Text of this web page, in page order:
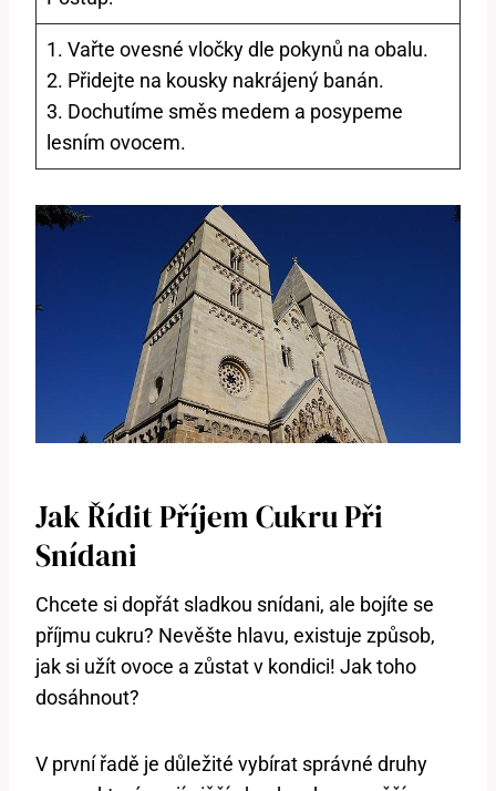
1. Vařte ovesné vločky dle pokynů na obalu.
2. Přidejte na kousky nakrájený banán.
3. Dochutíme směs medem a posypeme
lesním ovocem.
Jak Řídit Příjem Cukru Při
Snídani
Chcete si dopřát sladkou snídani, ale bojíte se
příjmu cukru? Nevěšte hlavu, existuje způsob,
jak si užít ovoce a zůstat v kondici! Jak toho
dosáhnout?
V první řadě je důležité vybírat správné druhy